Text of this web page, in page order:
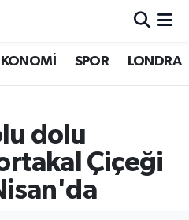
SPOR LONDRA
dolu
Çiçeği